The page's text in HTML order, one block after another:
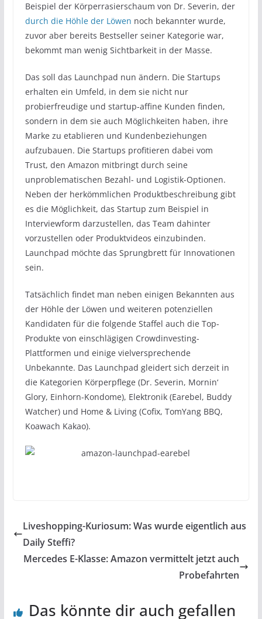
Beispiel der Körperrasierschaum von Dr. Severin, der
durch die Höhle der Löwen noch bekannter wurde,
zuvor aber bereits Bestseller seiner Kategorie war,
bekommt man wenig Sichtbarkeit in der Masse.
Das soll das Launchpad nun ändern. Die Startups
erhalten ein Umfeld, in dem sie nicht nur
probierfreudige und startup-affine Kunden finden,
sondern in dem sie auch Möglichkeiten haben, ihre
Marke zu etablieren und Kundenbeziehungen
aufzubauen. Die Startups profitieren dabei vom
Trust, den Amazon mitbringt durch seine
unproblematischen Bezahl- und Logistik-Optionen.
Neben der herkömmlichen Produktbeschreibung gibt
es die Möglichkeit, das Startup zum Beispiel in
Interviewform darzustellen, das Team dahinter
vorzustellen oder Produktvideos einzubinden.
Launchpad möchte das Sprungbrett für Innovationen
sein.
Tatsächlich findet man neben einigen Bekannten aus
der Höhle der Löwen und weiteren potenziellen
Kandidaten für die folgende Staffel auch die Top-
Produkte von einschlägigen Crowdinvesting-
Plattformen und einige vielversprechende
Unbekannte. Das Launchpad gleidert sich derzeit in
die Kategorien Körperpflege (Dr. Severin, Mornin‘
Glory, Einhorn-Kondome), Elektronik (Earebel, Buddy
Watcher) und Home & Living (Cofix, TomYang BBQ,
Koawach Kakao).
Liveshopping-Kuriosum: Was wurde eigentlich aus
Daily Steffi?
Mercedes E-Klasse: Amazon vermittelt jetzt auch
Probefahrten
Das könnte dir auch gefallen